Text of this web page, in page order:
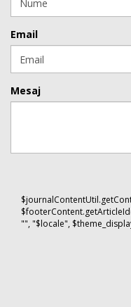
Email
Mesaj
"", "$locale",